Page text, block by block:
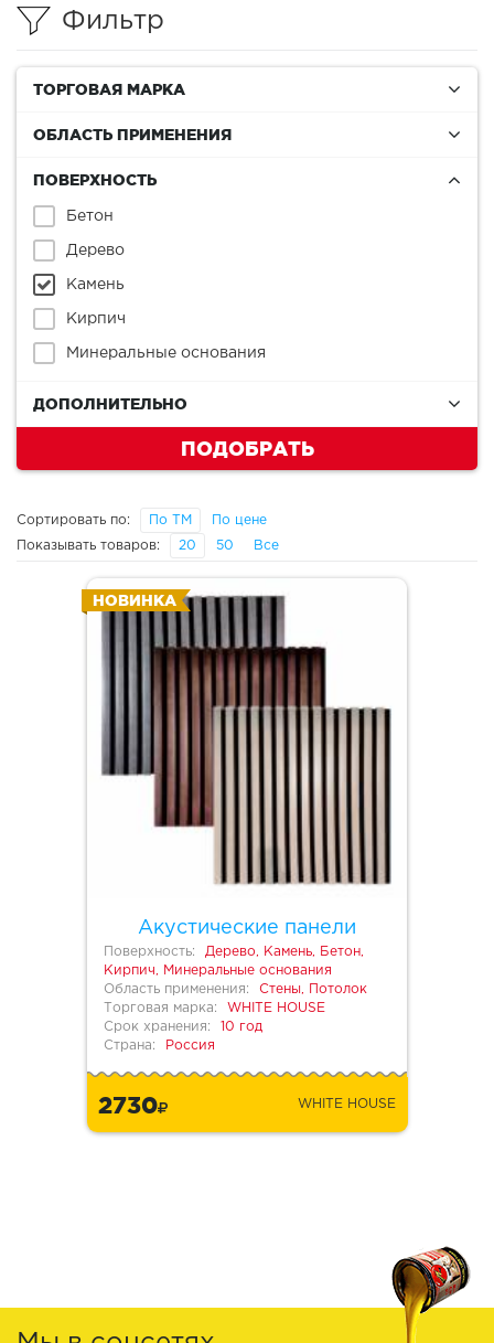
Фильтр
ТОРГОВАЯ МАРКА
ОБЛАСТЬ ПРИМЕНЕНИЯ
ПОВЕРХНОСТЬ
Бетон
Дерево
Камень
Кирпич
Минеральные основания
ДОПОЛНИТЕЛЬНО
ПОДОБРАТЬ
Сортировать по: По ТМ По цене
Показывать товаров: 20 50 Все
Акустические панели
НОВИНКА
Поверхность:
Дерево, Камень, Бетон,
Кирпич, Минеральные основания
Область применения:
Стены, Потолок
Торговая марка:
WHITE HOUSE
Срок хранения:
10 год
Страна:
Россия
2730 WHITE HOUSE